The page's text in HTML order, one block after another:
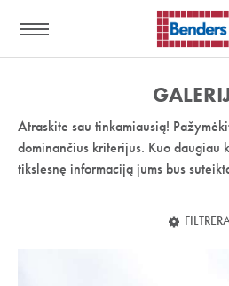
nuoroda:
Atraskite sau tinkamiausią!
dominančius kriterijus. Kuo daugiau
tikslesnę informaciją jums bus